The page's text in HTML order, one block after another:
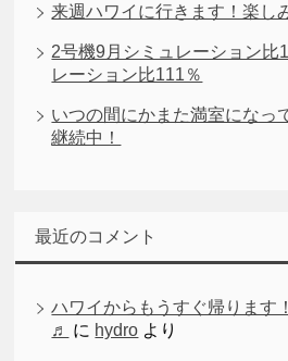
来週ハワイに行きます！楽し
2号機9月シミュレーション比
レーション比111％
いつの間にかまた満室になっ
継続中！
最近のコメント
ハワイからもうすぐ帰ります
♬
に hydro より